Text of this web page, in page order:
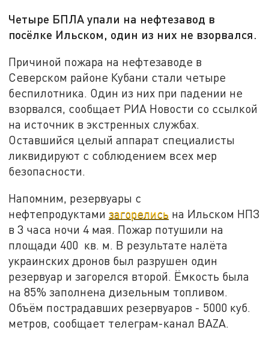
Четыре БПЛА упали на нефтезавод в
посёлке Ильском, один из них не взорвался.
Причиной пожара на нефтезаводе в
Северском районе Кубани стали четыре
беспилотника. Один из них при падении не
взорвался, сообщает РИА Новости со ссылкой
на источник в экстренных службах.
Оставшийся целый аппарат специалисты
ликвидируют с соблюдением всех мер
безопасности.
Напомним, резервуары с
нефтепродуктамизагорелись на Ильском НПЗ
в 3 часа ночи 4 мая. Пожар потушили на
площади 400 кв. м. В результате налёта
украинских дронов был разрушен один
резервуар и загорелся второй. Ёмкость была
на 85% заполнена дизельным топливом.
Объëм пострадавших резервуаров - 5000 куб.
метров, сообщает телеграм-канал BAZA.